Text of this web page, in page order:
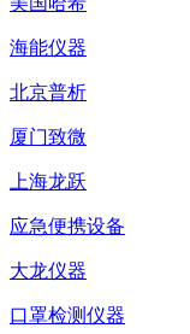
海能仪器
北京普析
厦门致微
上海龙跃
应急便携设备
大龙仪器
口罩检测仪器